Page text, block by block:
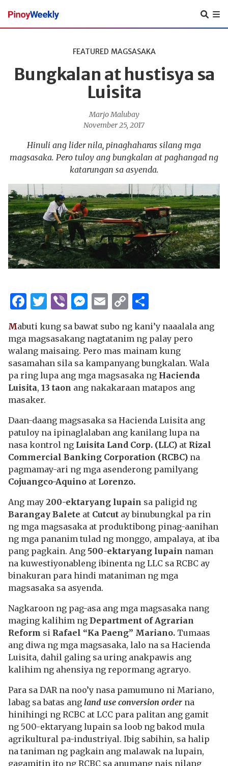
Pinoy
Weekly
FEATURED MAGSASAKA
Bungkalan at hustisya sa
Luisita
Marjo Malubay
November 25, 2017
Hinuli ang lider nila, pinaghaharas silang mga
magsasaka. Pero tuloy ang bungkalan at paghangad ng
katarungan sa asyenda.
Facebook
Twitter
ViberMessenger
Email
Copy
Link
Mabuti kung sa bawat subo ng kani’y naaalala ang
mga magsasakang nagtatanim ng palay pero
walang maisaing. Pero mas mainam kung
sasamahan sila sa kampanyang bungkalan. Wala
pa ring lupa ang mga magsasaka ng Hacienda
Luisita, 13 taon ang nakakaraan matapos ang
masaker.
Daan-daang magsasaka sa Hacienda Luisita ang
patuloy na ipinaglalaban ang kanilang lupa na
nasa kontrol ng Luisita Land Corp. (LLC) at Rizal
Commercial Banking Corporation (RCBC) na
pagmamay-ari ng mga asenderong pamilyang
Cojuangco-Aquino at Lorenzo.
Ang may 200-ektaryang lupain sa paligid ng
Barangay Balete at Cutcut ay binubungkal pa rin
ng mga magsasaka at produktibong pinag-aanihan
ng mga pananim tulad ng monggo, ampalaya, at iba
pang pagkain. Ang 500-ektaryang lupain naman
na kuwestiyonableng ibinenta ng LLC sa RCBC ay
binakuran para hindi mataniman ng mga
magsasaka sa asyenda.
Nagkaroon ng pag-asa ang mga magsasaka nang
maging kalihim ng Department of Agrarian
Reform si Rafael “Ka Paeng” Mariano. Tumaas
ang diwa ng mga magsasaka, lalo na sa Hacienda
Luisita, dahil galing sa uring anakpawis ang
kalihim ng ahensiya ng repormang agraryo.
Para sa DAR na noo’y nasa pamumuno ni Mariano,
labag sa batas ang land use conversion order na
hinihingi ng RCBC at LCC para palitan ang gamit
ng 500-ektaryang lupain sa loob ng bakod mula
agrikultural pa-industriyal. Ibig sabihin, sa halip
na taniman ng pagkain ang malawak na lupain,
gagamitin ito ng RCBC sa anumang nais nilang